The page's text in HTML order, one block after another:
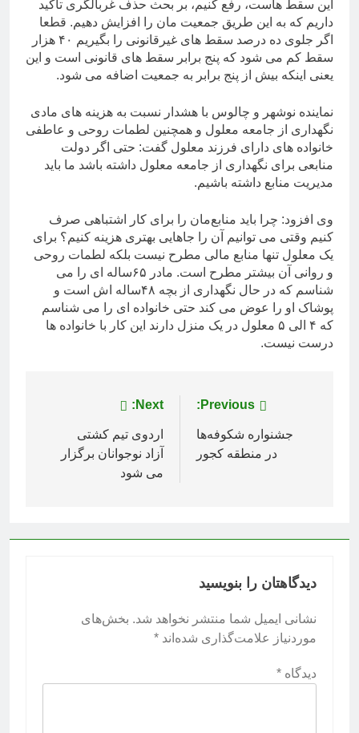
این سقط هاست، رفع کنیم، بر بحث حذف غربالگری تاکید
داریم که به این طریق جمعیت مان را افزایش دهیم. قطعا
اگر جلوی ده درصد سقط های غیرقانونی را بگیریم ۴۰ هزار
سقط کم می شود که پنج برابر سقط های قانونی است و این
یعنی اینکه بیش از پنج برابر به جمعیت اضافه می شود.
نماینده نوشهر و چالوس با هشدار نسبت به هزینه های مادی
نگهداری از جامعه معلول و همچنین لطمات روحی و عاطفی
خانواده های دارای فرزند معلول گفت: حتی اگر دولت
منابعی برای نگهداری از جامعه معلول داشته باشد ما باید
مدیریت منابع داشته باشیم.
وی افزود: چرا باید منابع‌مان را برای کار اشتباهی صرف
کنیم وقتی می توانیم آن را جاهایی بهتری هزینه کنیم؟ برای
یک معلول تنها منابع مالی مطرح نیست بلکه لطمات روحی
و روانی آن بیشتر مطرح است. مادر ۶۵ساله ای را می
شناسم که در حال نگهداری از بچه ۴۸ساله اش است و
پوشاک او را عوض می کند حتی خانواده ای را می شناسم
که ۴ الی ۵ معلول در یک منزل دارند این کار با خانواده ها
درست نیست.
راهبری
نوشته
Previous:
جشنواره شکوفه‌ها
در منطقه کجور
Next:
اردوی تیم کشتی
آزاد نوجوانان برگزار
می شود
دیدگاهتان را بنویسید
نشانی ایمیل شما منتشر نخواهد شد. بخش‌های
موردنیاز علامت‌گذاری شده‌اند *
دیدگاه *